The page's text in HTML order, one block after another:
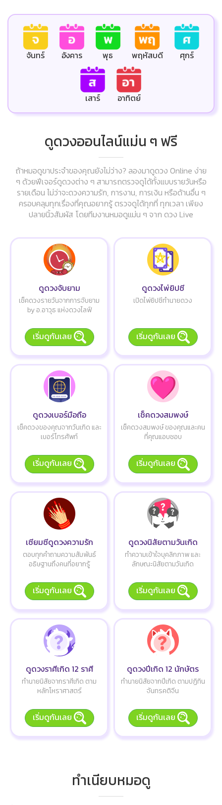
จันทร์ อังคาร พุธ พฤหัสบดี ศุกร์
เสาร์ อาทิตย์
ดูดวงออนไลน์แม่น ๆ ฟรี
ถ้าหมอดูขาประจำของคุณยังไม่ว่าง? ลองมาดูดวง Online ง่าย
ๆ ด้วยฟีเจอร์ดูดวงต่าง ๆ สามารถตรวจดูได้ทั้งแบบรายวันหรือ
รายเดือน ไม่ว่าจะดวงความรัก, การงาน, การเงิน หรือด้านอื่น ๆ
ครอบคลุมทุกเรื่องที่คุณอยากรู้ ตรวจดูได้ทุกที่ ทุกเวลา เพียง
ปลายนิ้วสัมผัส โดยทีมงานหมอดูแม่น ๆ จาก ดวง Live
ดูดวงจับยาม
เช็คดวงรายวันจากการจับยาม
by อ.อาวุธ แห่งดวงไลฟ์
เริ่มดูกันเลย
ดูดวงไพ่ยิปซี
เปิดไพ่ยิปซีทำนายดวง
เริ่มดูกันเลย
ดูดวงเบอร์มือถือ
เช็คดวงของคุณจากวันเกิด และ
เบอร์โทรศัพท์
เริ่มดูกันเลย
เช็คดวงสมพงษ์
เช็คดวงสมพงษ์ ของคุณและคน
ที่คุณแอบชอบ
เริ่มดูกันเลย
เซียมซีดูดวงความรัก
ตอบทุกคำถามความสัมพันธ์
อธิษฐานถึงคนที่อยากรู้
เริ่มดูกันเลย
ดูดวงนิสัยตามวันเกิด
ทำความเข้าใจบุคลิกภาพ และ
ลักษณะนิสัยตามวันเกิด
เริ่มดูกันเลย
ดูดวงราศีเกิด 12 ราศี
ทำนายนิสัยจากราศีเกิด ตาม
หลักโหราศาสตร์
เริ่มดูกันเลย
ดูดวงปีเกิด 12 นักษัตร
ทำนายนิสัยจากปีเกิด ตามปฏิทิน
จันทรคติจีน
เริ่มดูกันเลย
ทำเนียบหมอดู